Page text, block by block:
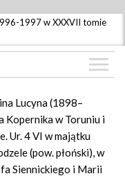
1997 w XXXVII tomie
Lucyna (1898–
Kopernika w Toruniu i
Ur. 4 VI w majątku
(pow. płoński), w
Siennickiego i Marii